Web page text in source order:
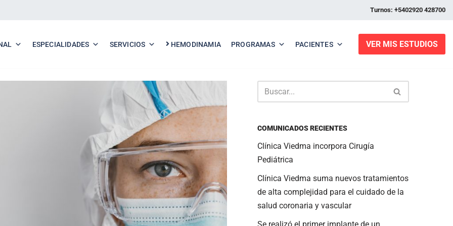
Turnos: +5402920 428700
ESPECIALIDADES SERVICIOS HEMODINAMIA PROGRAMAS PACIENTES VER MIS ESTUDIOS
COMUNICADOS RECIENTES
Clínica Viedma incorpora Cirugía
Pediátrica
Clínica Viedma suma nuevos tratamientos
de alta complejidad para el cuidado de la
salud coronaria y vascular